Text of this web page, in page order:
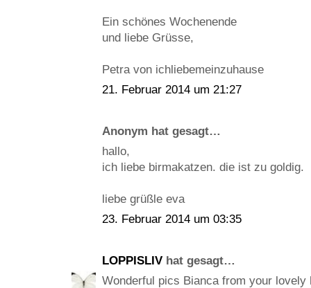
Ein schönes Wochenende
und liebe Grüsse,
Petra von ichliebemeinzuhause
21. Februar 2014 um 21:27
Anonym hat gesagt…
hallo,
ich liebe birmakatzen. die ist zu goldig.
liebe grüßle eva
23. Februar 2014 um 03:35
LOPPISLIV hat gesagt…
Wonderful pics Bianca from your lovely